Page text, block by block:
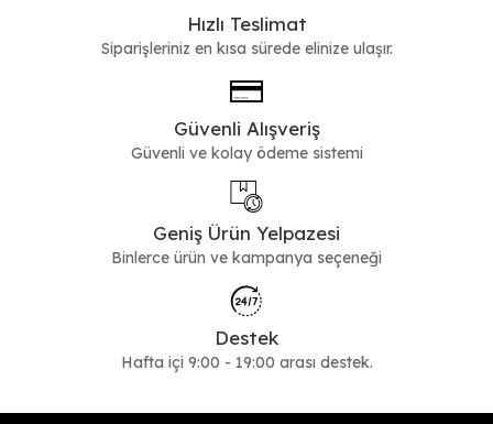
Hızlı Teslimat
Siparişleriniz en kısa sürede elinize ulaşır.
Güvenli Alışveriş
Güvenli ve kolay ödeme sistemi
Geniş Ürün Yelpazesi
Binlerce ürün ve kampanya seçeneği
Destek
Hafta içi 9:00 - 19:00 arası destek.